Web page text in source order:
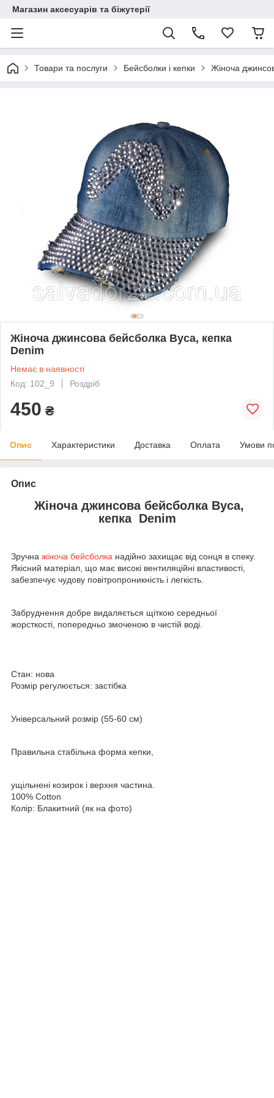
Магазин аксесуарів та біжутерії
Товари та послуги Бейсболки і кепки Жіноча
Жіноча джинсова бейсболка Вуса, кепка
Denim
Немає в наявності
Код: 102_9
Роздріб
450 ₴
Опис Характеристики Доставка Оплата Умови
Опис
Жіноча джинсова бейсболка Вуса,
кепка Denim
Зручна жіноча бейсболка надійно захищає від сонця в спеку.
Якісний матеріал, що має високі вентиляційні властивості,
забезпечує чудову повітропроникність і легкість.
Забруднення добре видаляється щіткою середньої
жорсткості, попередньо змоченою в чистій воді.
Стан: нова
Розмір регулюється: застібка
Універсальний розмір (55-60 см)
Правильна стабільна форма кепки,
ущільнені козирок і верхня частина.
100% Cotton
Колір: Блакитний (як на фото)